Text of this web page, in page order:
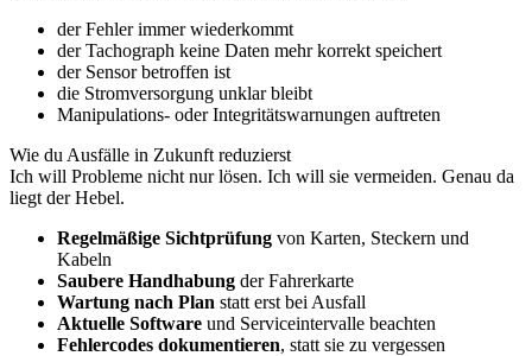
der Fehler immer wiederkommt
der Tachograph keine Daten mehr korrekt speichert
der Sensor betroffen ist
die Stromversorgung unklar bleibt
Manipulations- oder Integritätswarnungen auftreten
Wie du Ausfälle in Zukunft reduzierst
Ich will Probleme nicht nur lösen. Ich will sie vermeiden. Genau da
liegt der Hebel.
Regelmäßige Sichtprüfung von Karten, Steckern und
Kabeln
Saubere Handhabung der Fahrerkarte
Wartung nach Plan statt erst bei Ausfall
Aktuelle Software und Serviceintervalle beachten
Fehlercodes dokumentieren, statt sie zu vergessen